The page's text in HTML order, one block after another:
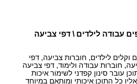
עבודה לילדים \ דפי צביעה
וקלים לילדים, חוברות צביעה, דפי
חוברות עבודה ולימוד, דפי צביעה
עובר סינון קפדני לשימור איכות
כל התוכן איכותי ומותאם במיוחד